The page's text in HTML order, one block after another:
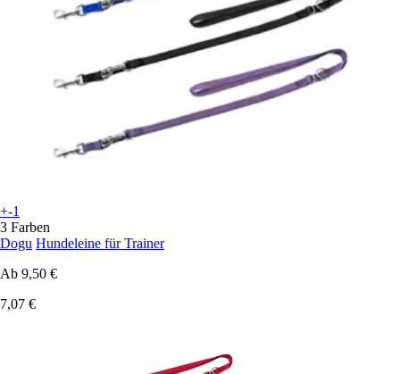
+-1
3 Farben
Dogu Hundeleine für Trainer
Ab 9,50 €
7,07 €